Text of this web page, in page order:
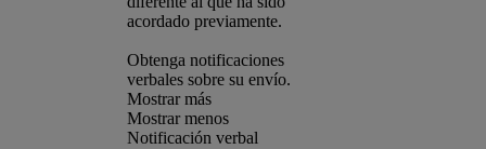
acordado previamente.
Obtenga notificaciones
verbales sobre su envío.
Mostrar más
Mostrar menos
Notificación verbal